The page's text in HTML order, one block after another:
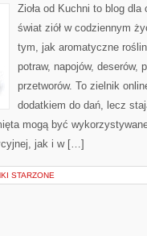
Zioła od Kuchni to blog
świat ziół w codziennym
tym, jak aromatyczne
potraw, napojów, deserów,
przetworów. To zielnik
dodatkiem do dań, lecz
mogą być
jak i w […]
STARZONE